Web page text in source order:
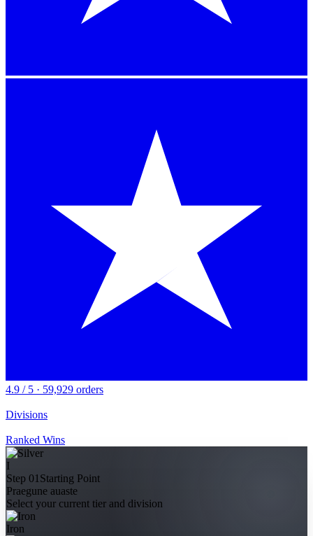
4.9 / 5 · 59,929 orders
Divisions
Ranked Wins
I
Step 01 Starting Point
Praegune auaste
Select your current tier and division
Iron